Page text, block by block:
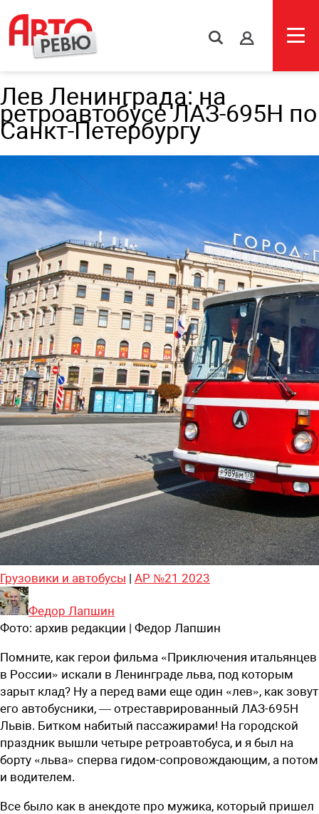
s
Лев Ленинграда: на
ретроавтобусе ЛАЗ-695Н по
Санкт-Петербургу
Грузовики и автобусы | АР №21 2023
Федор Лапшин
Фото: архив редакции | Федор Лапшин
Помните, как герои фильма «Приключения итальянцев
в России» искали в Ленинграде льва, под которым
зарыт клад? Ну а перед вами еще один «лев», как зовут
его автобусники, — отреставрированный ЛАЗ-695Н
Львiв. Битком набитый пассажирами! На городской
праздник вышли четыре ретроавтобуса, и я был на
борту «льва» сперва гидом-сопровождающим, а потом
и водителем.
Все было как в анекдоте про мужика, который пришел